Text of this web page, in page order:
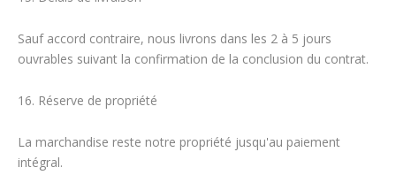
Sauf accord contraire, nous livrons dans les 2 à 5 jours
ouvrables suivant la confirmation de la conclusion du contrat.
16. Réserve de propriété
La marchandise reste notre propriété jusqu'au paiement
intégral.